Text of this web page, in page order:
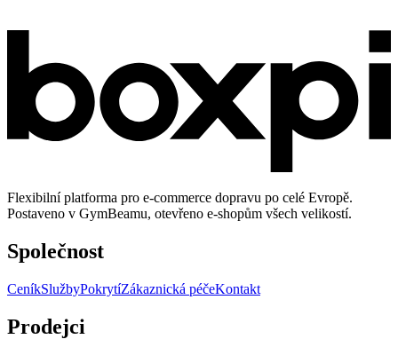
Flexibilní platforma pro e-commerce dopravu po celé Evropě.
Postaveno v GymBeamu, otevřeno e-shopům všech velikostí.
Společnost
CeníkSlužbyPokrytíZákaznická péčeKontakt
Prodejci